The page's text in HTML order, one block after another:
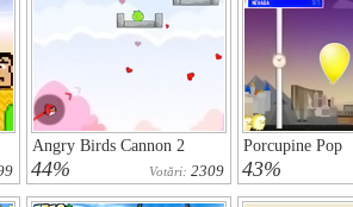
Angry Birds Cannon 2
44% Votări: 2309
Porcupine Pop
43%